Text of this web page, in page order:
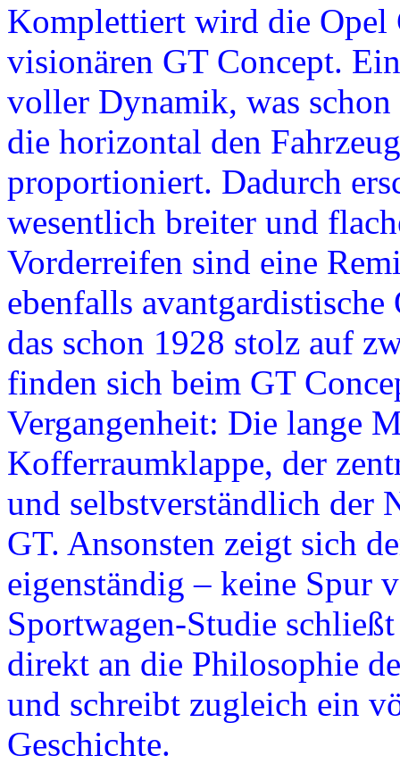
Komplettiert wird die Opel
visionären GT Concept.
voller Dynamik, was
die horizontal den
proportioniert. Dadurch
wesentlich breiter und
Vorderreifen sind eine
ebenfalls
das schon 1928 stolz auf
finden sich beim GT
Vergangenheit: Die lange
Kofferraumklappe, der
und selbstverständlich der
GT. Ansonsten zeigt sich
eigenständig – keine Spur
Sportwagen-Studie
direkt an die Philosophie
und schreibt zugleich ein
Geschichte.